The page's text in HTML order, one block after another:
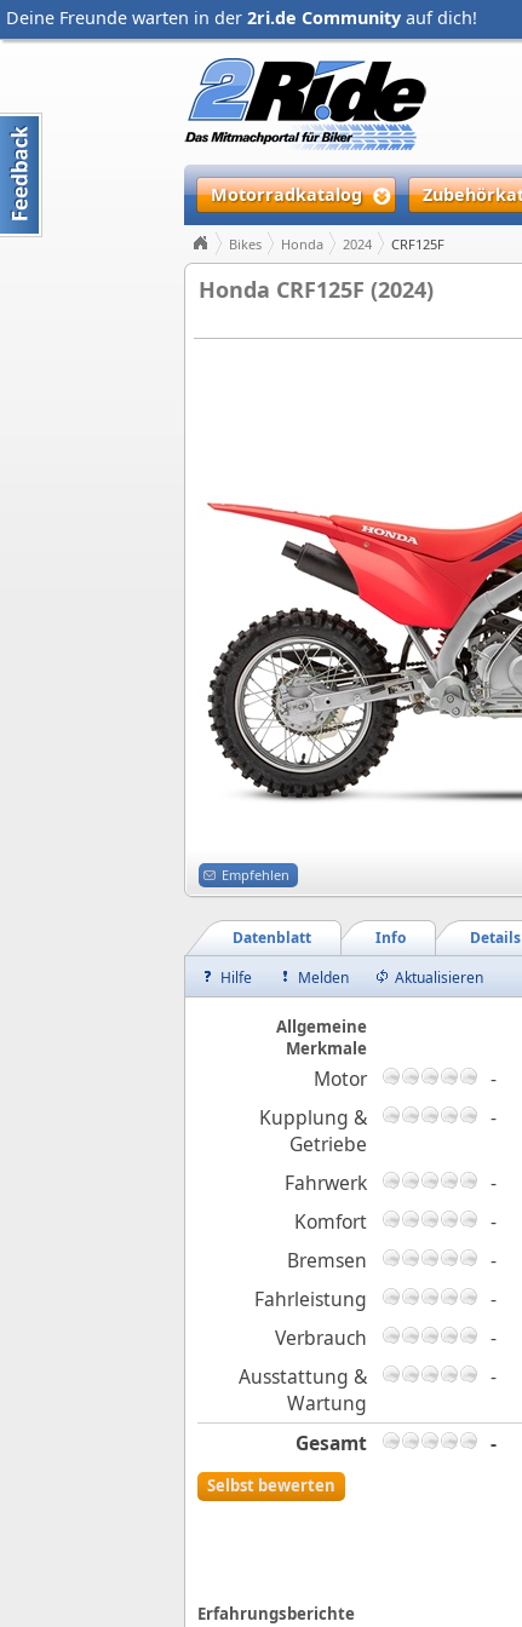
Deine Freunde warten in der 2ri.de Community auf dich!
Motorradkatalog
Bikes Honda 2024 CRF125F
Honda CRF125F (2024)
Empfehlen
Details
Info
Datenblatt
Hilfe Melden Aktualisieren
Allgemeine
Merkmale
Motor
-
Kupplung &
Getriebe
-
Fahrwerk
-
Komfort
-
Bremsen
-
Fahrleistung
-
Verbrauch
-
Ausstattung &
Wartung
-
Gesamt -
Selbst bewerten
Erfahrungsberichte